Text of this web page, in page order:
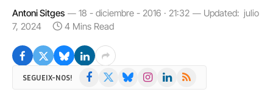
Antoni Sitges 18 - diciembre - 2016 · 21:32 Updated: julio
7, 2024
4 Mins Read
SEGUEIX-NOS! Facebook BlueskyInstagramLinkedIn
RSS